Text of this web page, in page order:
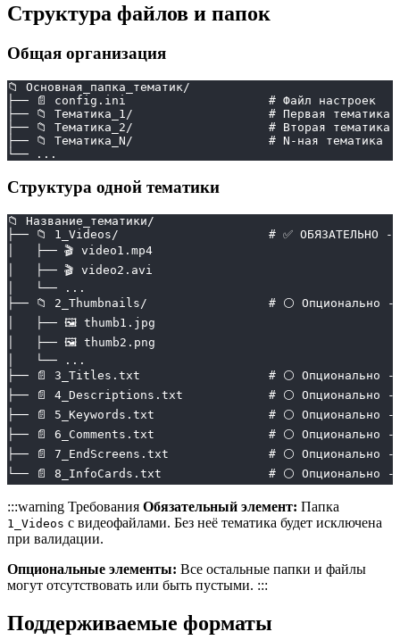
Структура файлов и папок
Общая организация
📁 Основная_папка_тематик/
├── 📄 config.ini                    # Файл настроек
├── 📁 Тематика_1/                   # Первая тематика
├── 📁 Тематика_2/                   # Вторая тематика
├── 📁 Тематика_N/                   # N-ная тематика
└── ...
Структура одной тематики
📁 Название_тематики/
├── 📁 1_Videos/                     # ✅ ОБЯЗАТЕЛЬНО -
│   ├── 🎬 video1.mp4
│   ├── 🎬 video2.avi
│   └── ...
├── 📁 2_Thumbnails/                 # ⚪ Опционально -
│   ├── 🖼️ thumb1.jpg
│   ├── 🖼️ thumb2.png
│   └── ...
├── 📄 3_Titles.txt                  # ⚪ Опционально -
├── 📄 4_Descriptions.txt            # ⚪ Опционально -
├── 📄 5_Keywords.txt                # ⚪ Опционально -
├── 📄 6_Comments.txt                # ⚪ Опционально -
├── 📄 7_EndScreens.txt              # ⚪ Опционально -
└── 📄 8_InfoCards.txt               # ⚪ Опционально -
:::warning Требования Обязательный элемент: Папка
1_Videos с видеофайлами. Без неё тематика будет исключена
при валидации.
Опциональные элементы: Все остальные папки и файлы
могут отсутствовать или быть пустыми. :::
Поддерживаемые форматы